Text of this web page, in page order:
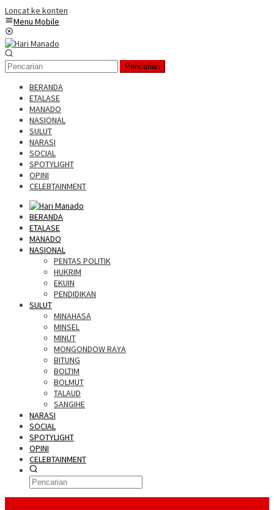
Loncat ke konten
Menu Mobile
Pencarian
BERANDA
ETALASE
MANADO
NASIONAL
SULUT
NARASI
SOCIAL
SPOTYLIGHT
OPINI
CELEBTAINMENT
BERANDA
ETALASE
MANADO
NASIONAL
PENTAS POLITIK
HUKRIM
EKUIN
PENDIDIKAN
SULUT
MINAHASA
MINSEL
MINUT
MONGONDOW RAYA
BITUNG
BOLTIM
BOLMUT
TALAUD
SANGIHE
NARASI
SOCIAL
SPOTYLIGHT
OPINI
CELEBTAINMENT